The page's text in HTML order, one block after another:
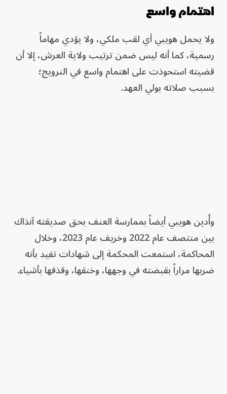
اهتمام واسع
ولا يحمل هويبي أي لقب ملكي، ولا يؤدي مهاماً
رسمية، كما أنه ليس ضمن ترتيب ولاية العرش، إلا أن
قضيته استحوذت على اهتمام واسع في النرويج؛
بسبب صلاته بولي العهد.
وأُدين هويبي أيضاً بممارسة العنف بحق صديقته آنذاك
بين منتصف عام 2022 وخريف عام 2023، وخلال
المحاكمة، استمعت المحكمة إلى شهادات تفيد بأنه
ضربها مراراً بقبضته في وجهها، وخنقها، وقذفها بأشياء.